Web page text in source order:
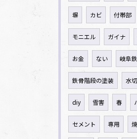
塀 カビ 付帯部
モニエル ガイナ
お金 ない 岐阜
鉄骨階段の塗装 水
diy 雪害 春
セメント 専用